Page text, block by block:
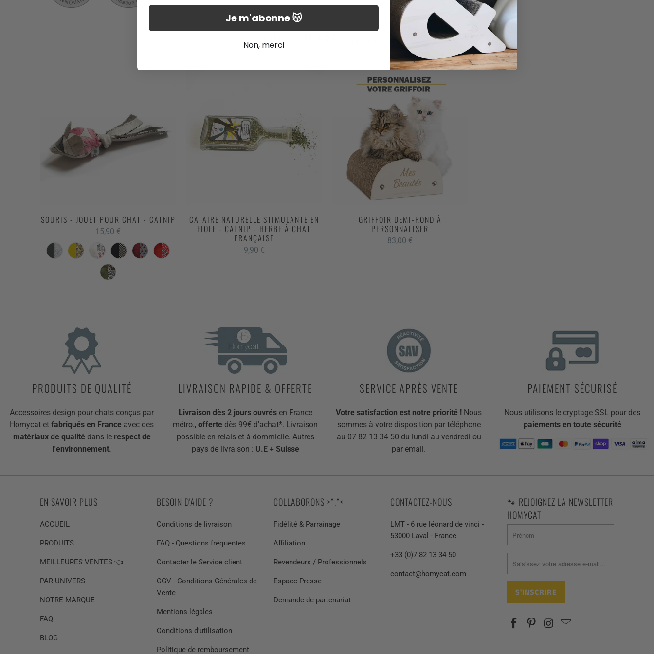
VOUS AIMEREZ AUSSI...
SOURIS - JOUET POUR CHAT - CATNIP
15,90 €
CATAIRE NATURELLE STIMULANTE EN
FIOLE - CATNIP - HERBE À CHAT
FRANÇAISE
9,90 €
GRIFFOIR DEMI-ROND À
PERSONNALISER
83,00 €
PRODUITS DE QUALITÉ
Accessoires design pour chats conçus par
Homycat et fabriqués en France avec des
matériaux de qualité dans le respect de
l'environnement.
LIVRAISON RAPIDE & OFFERTE
Livraison dès 2 jours ouvrésen France
métro., offerte dès 99€ d'achat*. Livraison
possible en relais et à dommicile. Autres
pays de livraison : U.E + Suisse
SERVICE APRÈS VENTE
Votre satisfaction est notre priorité ! Nous
sommes à votre disposition par téléphone
au 07 82 13 34 50 du lundi au vendredi ou
par email.
PAIEMENT SÉCURISÉ
Nous utilisons le cryptage SSL pour des
paiements en toute sécurité
EN SAVOIR PLUS
ACCUEIL
PRODUITS
MEILLEURES VENTES 👈
PAR UNIVERS
NOTRE MARQUE
FAQ
BLOG
BESOIN D'AIDE ?
Conditions de livraison
FAQ - Questions fréquentes
Contacter le Service client
CGV - Conditions Générales de
Vente
Mentions légales
Conditions d'utilisation
Politique de remboursement
COLLABORONS >^.^<
Fidélité & Parrainage
Affiliation
Revendeurs / Professionnels
Espace Presse
Demande de partenariat
CONTACTEZ-NOUS
LMT - 6 rue léonard de vinci -
53000 Laval - France
+33 (0)7 82 13 34 50
contact@homycat.com
🐾 REJOIGNEZ LA NEWSLETTER
HOMYCAT
Je m'abonne 😽
Non, merci